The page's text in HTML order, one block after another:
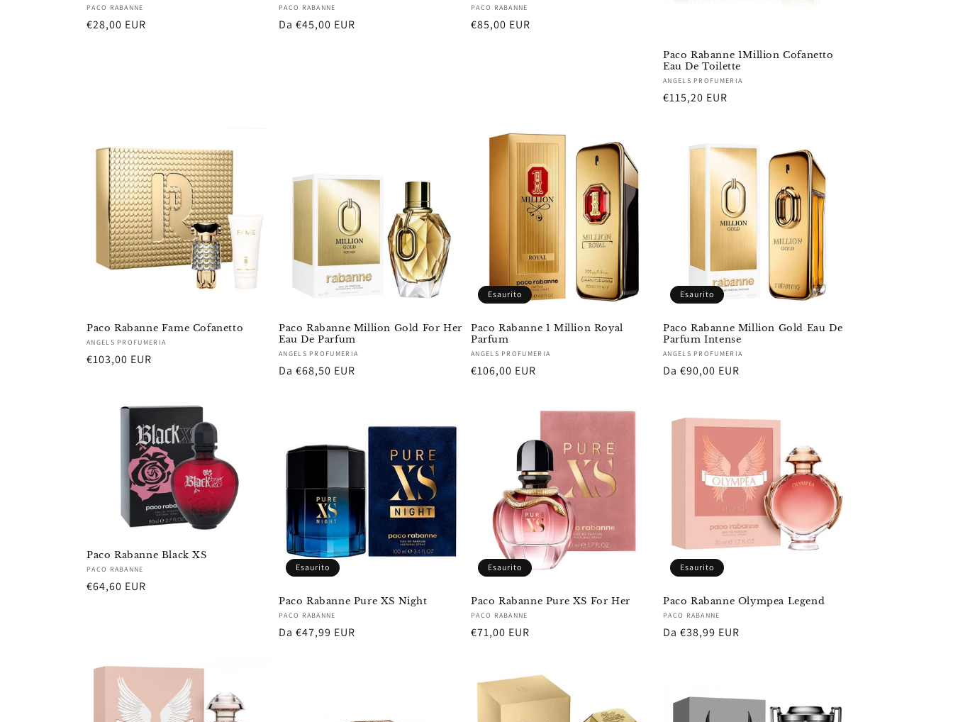
Fornitore:
PACO RABANNE
Prezzo
€28,00 EUR
Fornitore:
PACO RABANNE
Prezzo
Da €45,00 EUR
Fornitore:
PACO RABANNE
Prezzo
€85,00 EUR
Paco Rabanne 1Million Cofanetto
Eau De Toilette
Fornitore:
ANGELS PROFUMERIA
Prezzo
€115,20 EUR
Paco Rabanne Fame Cofanetto
Fornitore:
ANGELS PROFUMERIA
Prezzo
€103,00 EUR
Paco Rabanne Million Gold For Her
Eau De Parfum
Fornitore:
ANGELS PROFUMERIA
Prezzo
Da €68,50 EUR
Esaurito
Paco Rabanne 1 Million Royal
Parfum
Fornitore:
ANGELS PROFUMERIA
Prezzo
€106,00 EUR
Esaurito
Paco Rabanne Million Gold Eau De
Parfum Intense
Fornitore:
ANGELS PROFUMERIA
Prezzo
Da €90,00 EUR
Paco Rabanne Black XS
Fornitore:
PACO RABANNE
Prezzo
€64,60 EUR
Esaurito
Paco Rabanne Pure XS Night
Fornitore:
PACO RABANNE
Prezzo
Da €47,99 EUR
Esaurito
Paco Rabanne Pure XS For Her
Fornitore:
PACO RABANNE
Prezzo
€71,00 EUR
Esaurito
Paco Rabanne Olympea Legend
Fornitore:
PACO RABANNE
Prezzo
Da €38,99 EUR